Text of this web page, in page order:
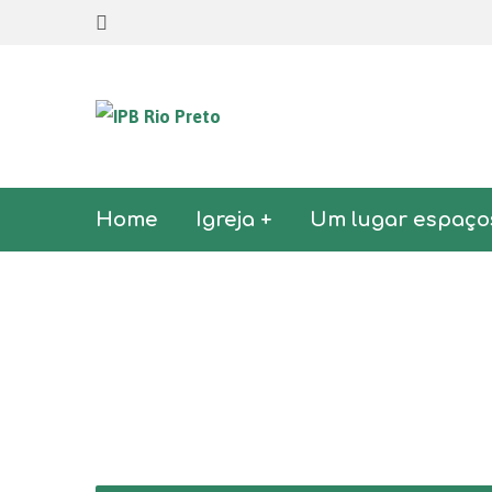
Home Igreja + Um lugar